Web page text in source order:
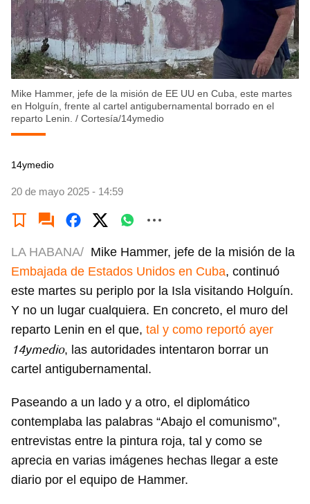
Mike Hammer, jefe de la misión de EE UU en Cuba, este martes
en Holguín, frente al cartel antigubernamental borrado en el
reparto Lenin. / Cortesía/14ymedio
14ymedio
20 de mayo 2025 - 14:59
LA HABANA/ Mike Hammer, jefe de la misión de la
Embajada de Estados Unidos en Cuba, continuó
este martes su periplo por la Isla visitando Holguín.
Y no un lugar cualquiera. En concreto, el muro del
reparto Lenin en el que, tal y como reportó ayer
14ymedio, las autoridades intentaron borrar un
cartel antigubernamental.
Paseando a un lado y a otro, el diplomático
contemplaba las palabras “Abajo el comunismo”,
entrevistas entre la pintura roja, tal y como se
aprecia en varias imágenes hechas llegar a este
diario por el equipo de Hammer.